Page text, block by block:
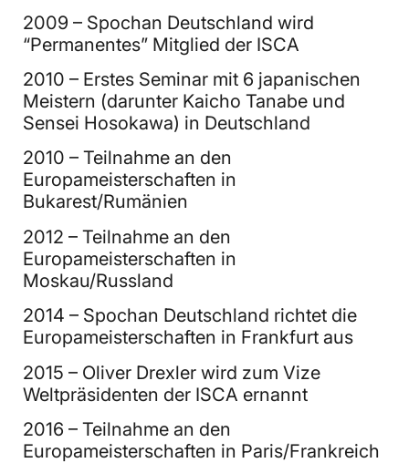
2009 – Spochan Deutschland wird
“Permanentes” Mitglied der ISCA
2010 – Erstes Seminar mit 6 japanischen
Meistern (darunter Kaicho Tanabe und
Sensei Hosokawa) in Deutschland
2010 – Teilnahme an den
Europameisterschaften in
Bukarest/Rumänien
2012 – Teilnahme an den
Europameisterschaften in
Moskau/Russland
2014 – Spochan Deutschland richtet die
Europameisterschaften in Frankfurt aus
2015 – Oliver Drexler wird zum Vize
Weltpräsidenten der ISCA ernannt
2016 – Teilnahme an den
Europameisterschaften in Paris/Frankreich